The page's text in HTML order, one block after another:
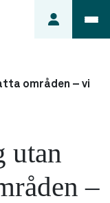
Anmäl ett
hyra
områden – vi
utan
–